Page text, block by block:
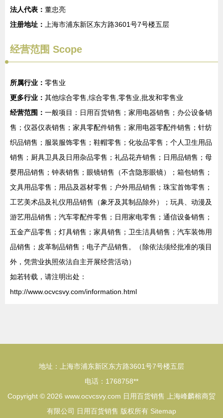
法人代表： 董忠亮
注册地址：
上海市浦东新区东方路3601号7号楼五层
经营范围 Scope
所属行业： 零售业
更多行业： 其他综合零售,综合零售,零售业,批发和零售业
经营范围： 一般项目：日用百货销售；家用电器销售；办公设备销
售；仪器仪表销售；家具零配件销售；家用电器零配件销售；针纺
织品销售；服装服饰零售；鞋帽零售；化妆品零售；个人卫生用品
销售；厨具卫具及日用杂品零售；礼品花卉销售；日用品销售；母
婴用品销售；钟表销售；眼镜销售（不含隐形眼镜）；箱包销售；
文具用品零售；用品及器材零售；户外用品销售；珠宝首饰零售；
工艺美术品及礼仪用品销售（象牙及其制品除外）；玩具、动漫及
游艺用品销售；汽车零配件零售；日用家电零售；通信设备销售；
五金产品零售；灯具销售；家具销售；卫生洁具销售；汽车装饰用
品销售；皮革制品销售；电子产品销售。（除依法须经批准的项目
外，凭营业执照依法自主开展经营活动）
如若转载，请注明出处：
http://www.ocvcsvy.com/information.html
地址：上海市浦东新区东方路3601号7号楼五层
电话：1768758**
Copyright © 2026 www.ocvcsvy.com 日用百货销售
上海峰麟榕商贸
有限公司 日用百货销售 版权所有 Sitemap